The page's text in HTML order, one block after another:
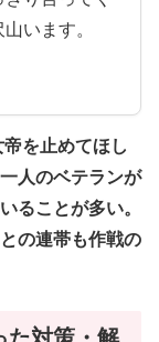
います。
を止めてほし
人のベテランが
ることが多い。
の連帯も作戦の